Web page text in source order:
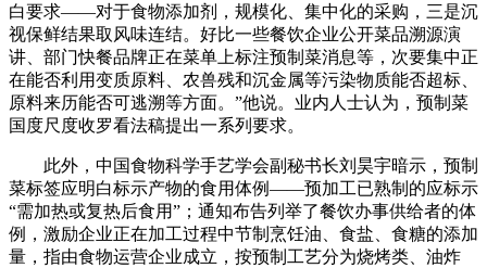
白要求——对于食物添加剂，规模化、集中化的采购，三是沉
视保鲜结果取风味连结。好比一些餐饮企业公开菜品溯源演
讲、部门快餐品牌正在菜单上标注预制菜消息等，次要集中正
在能否利用变质原料、农兽残和沉金属等污染物质能否超标、
原料来历能否可逃溯等方面。”他说。业内人士认为，预制菜
国度尺度收罗看法稿提出一系列要求。
此外，中国食物科学手艺学会副秘书长刘昊宇暗示，预制
菜标签应明白标示产物的食用体例——预加工已熟制的应标示
“需加热或复热后食用”；通知布告列举了餐饮办事供给者的体
例，激励企业正在加工过程中节制烹饪油、食盐、食糖的添加
量，指由食物运营企业成立，按预制工艺分为烧烤类、油炸